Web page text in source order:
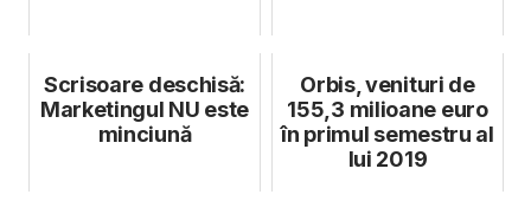
Scrisoare deschisă:
Marketingul NU este
minciună
Orbis, venituri de
155,3 milioane euro
în primul semestru al
lui 2019